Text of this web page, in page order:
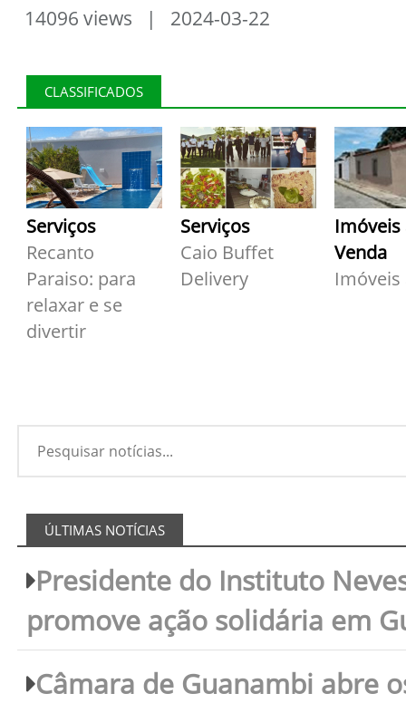
14096 views | 2024-03-22
CLASSIFICADOS
Serviços
Recanto
Paraiso: para
relaxar e se
divertir
Serviços
Caio Buffet
Delivery
Imóveis
Venda
Imóveis
ÚLTIMAS NOTÍCIAS
Presidente do Instituto
promove ação solidária em
Câmara de Guanambi abre